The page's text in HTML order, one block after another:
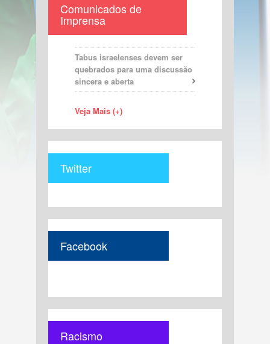
Comunicados de
Imprensa
Tabus israelenses devem ser
quebrados para uma discussão
sincera e aberta
Veja Mais (+)
Twitter
Facebook
Racismo